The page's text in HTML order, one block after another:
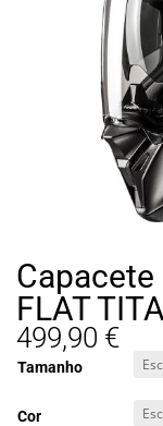
Capacete
FLAT
499,90 €
Tamanho
Cor